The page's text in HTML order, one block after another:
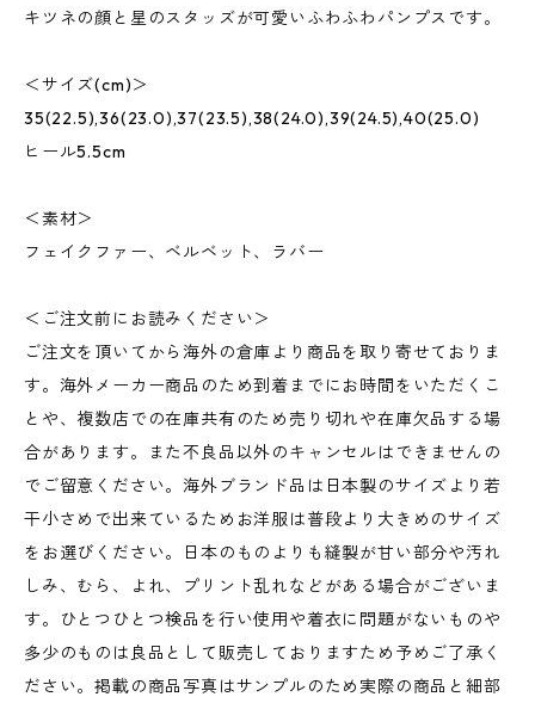
キツネの顔と星のスタッズが可愛いふわふわパンプスです。
＜サイズ(cm)＞
35(22.5),36(23.0),37(23.5),38(24.0),39(24.5),40(25.0)
ヒール5.5cm
＜素材＞
フェイクファー、ベルベット、ラバー
＜ご注文前にお読みください＞
ご注文を頂いてから海外の倉庫より商品を取り寄せておりま
す。海外メーカー商品のため到着までにお時間をいただくこ
とや、複数店での在庫共有のため売り切れや在庫欠品する場
合があります。また不良品以外のキャンセルはできませんの
でご留意ください。海外ブランド品は日本製のサイズより若
干小さめで出来ているためお洋服は普段より大きめのサイズ
をお選びください。日本のものよりも縫製が甘い部分や汚れ
しみ、むら、よれ、プリント乱れなどがある場合がございま
す。ひとつひとつ検品を行い使用や着衣に問題がないものや
多少のものは良品として販売しておりますため予めご了承く
ださい。掲載の商品写真はサンプルのため実際の商品と細部